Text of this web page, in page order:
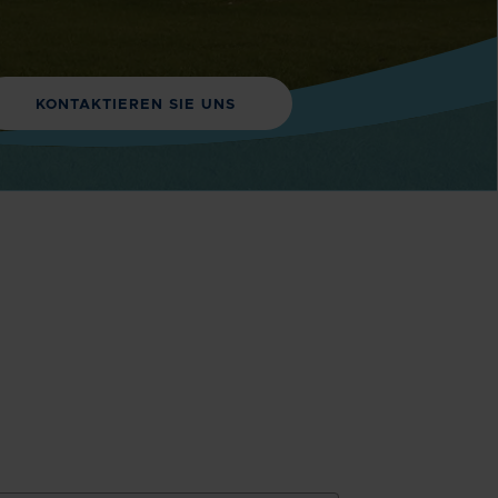
KONTAKTIEREN SIE UNS